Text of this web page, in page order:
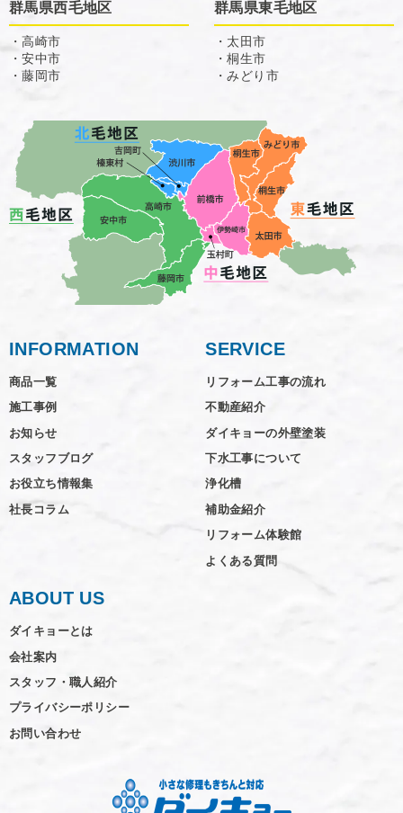
群馬県西毛地区
・高崎市
・安中市
・藤岡市
群馬県東毛地区
・太田市
・桐生市
・みどり市
INFORMATION
商品一覧
施工事例
お知らせ
スタッフブログ
お役立ち情報集
社長コラム
SERVICE
リフォーム工事の流れ
不動産紹介
ダイキョーの外壁塗装
下水工事について
浄化槽
補助金紹介
リフォーム体験館
よくある質問
ABOUT US
ダイキョーとは
会社案内
スタッフ・職人紹介
プライバシーポリシー
お問い合わせ